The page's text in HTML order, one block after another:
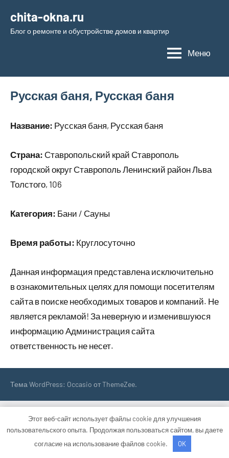
содержимому
chita-okna.ru
Блог о ремонте и обустройстве домов и квартир
Меню
Русская баня, Русская баня
Название: Русская баня, Русская баня
Страна: Ставропольский край Ставрополь
городской округ Ставрополь Ленинский район Льва
Толстого, 106
Категория: Бани / Сауны
Время работы: Круглосуточно
Данная информация представлена исключительно
в ознакомительных целях для помощи посетителям
сайта в поиске необходимых товаров и компаний. Не
является рекламой! За неверную и изменившуюся
информацию Администрация сайта
ответственность не несет.
Тема WordPress: Occasio от ThemeZee.
Этот веб-сайт использует файлы cookie для улучшения
пользовательского опыта. Продолжая пользоваться сайтом, вы даете
согласие на использование файлов cookie.
OK